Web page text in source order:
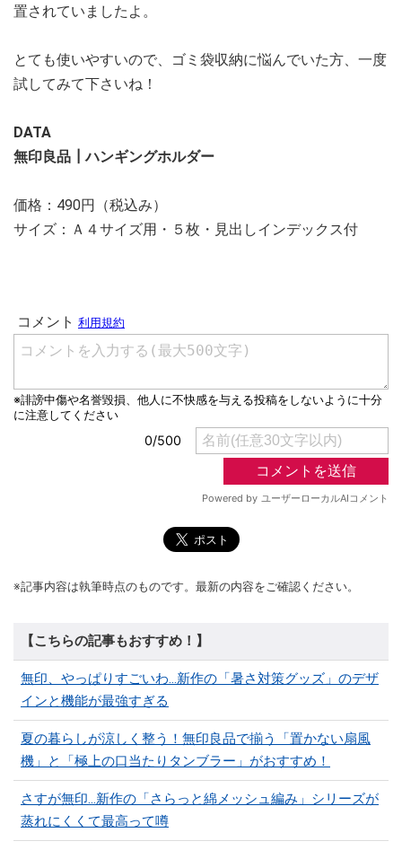
置されていましたよ。
とても使いやすいので、ゴミ袋収納に悩んでいた方、一度
試してみて下さいね！
DATA
無印良品┃ハンギングホルダー
価格：490円（税込み）
サイズ：Ａ４サイズ用・５枚・見出しインデックス付
※記事内容は執筆時点のものです。最新の内容をご確認ください。
【こちらの記事もおすすめ！】
無印、やっぱりすごいわ…新作の「暑さ対策グッズ」のデザ
インと機能が最強すぎる
夏の暮らしが涼しく整う！無印良品で揃う「置かない扇風
機」と「極上の口当たりタンブラー」がおすすめ！
さすが無印…新作の「さらっと綿メッシュ編み」シリーズが
蒸れにくくて最高って噂